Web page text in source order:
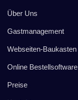
Über Uns
Gastmanagement
Webseiten-Baukasten
Online Bestellsoftware
Preise